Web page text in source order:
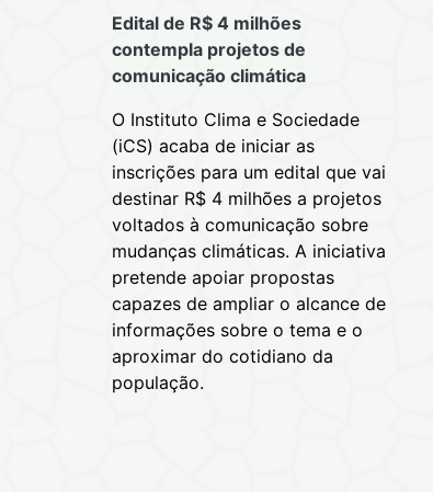
Edital de R$ 4 milhões
contempla projetos de
comunicação climática
O Instituto Clima e Sociedade
(iCS) acaba de iniciar as
inscrições para um edital que vai
destinar R$ 4 milhões a projetos
voltados à comunicação sobre
mudanças climáticas. A iniciativa
pretende apoiar propostas
capazes de ampliar o alcance de
informações sobre o tema e o
aproximar do cotidiano da
população.